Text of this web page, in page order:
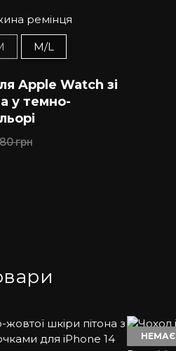
ремінця
M/L
Apple Watch зі
у темно-
грн
НЕМАЄ